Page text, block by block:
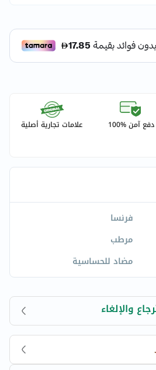
دفع آمن %100 علامات تجارية أصلية
فرنسا
مرطب
مضاد للحساسية
والإلغاء